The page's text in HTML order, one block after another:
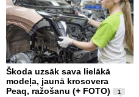
Škoda uzsāk sava lielākā
modeļa, jaunā krosovera
Peaq, ražošanu (+ FOTO)
1